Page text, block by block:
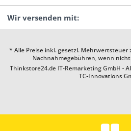
Wir versenden mit:
* Alle Preise inkl. gesetzl. Mehrwertsteuer
Nachnahmegebühren, wenn
Thinkstore24.de IT-Remarketing GmbH -
TC-Innovations